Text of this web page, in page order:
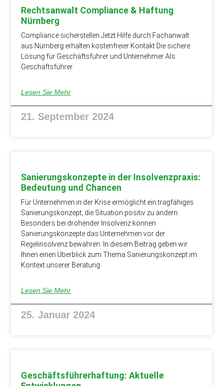
Rechtsanwalt Compliance & Haftung
Nürnberg
Compliance sicherstellen Jetzt Hilfe durch Fachanwalt
aus Nürnberg erhalten kostenfreier Kontakt Die sichere
Lösung für Geschäftsführer und Unternehmer Als
Geschäftsführer
Lesen Sie Mehr
21. September 2024
Sanierungskonzepte in der Insolvenzpraxis:
Bedeutung und Chancen
Für Unternehmen in der Krise ermöglicht ein tragfähiges
Sanierungskonzept, die Situation positiv zu ändern.
Besonders bei drohender Insolvenz können
Sanierungskonzepte das Unternehmen vor der
Regelinsolvenz bewahren. In diesem Beitrag geben wir
Ihnen einen Überblick zum Thema Sanierungskonzept im
Kontext unserer Beratung.
Lesen Sie Mehr
25. Januar 2024
Geschäftsführerhaftung: Aktuelle